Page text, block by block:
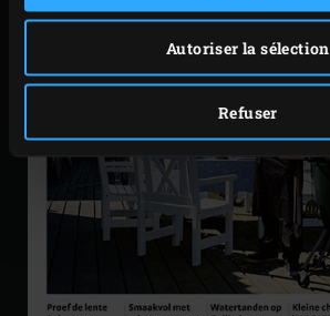
Autoriser la sélection
Refuser